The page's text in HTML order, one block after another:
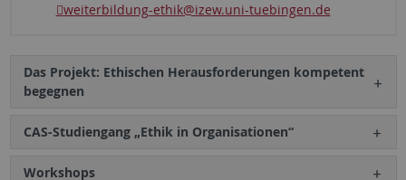
weiterbildung-ethik@izew.uni-tuebingen.de
Das Projekt: Ethischen Herausforderungen kompetent
begegnen
CAS-Studiengang „Ethik in Organisationen“
Workshops